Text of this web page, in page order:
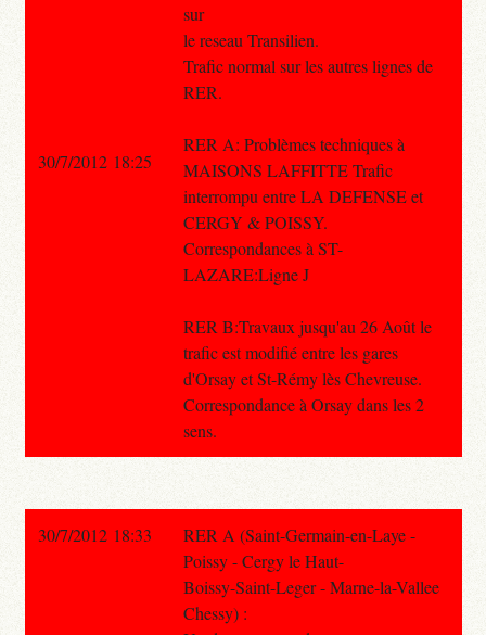
sur
le reseau Transilien.
Trafic normal sur les autres lignes de
RER.
RER A: Problèmes techniques à
MAISONS LAFFITTE Trafic
interrompu entre LA DEFENSE et
CERGY & POISSY.
Correspondances à ST-
LAZARE:Ligne J
RER B:Travaux jusqu'au 26 Août le
trafic est modifié entre les gares
d'Orsay et St-Rémy lès Chevreuse.
Correspondance à Orsay dans les 2
sens.
30/7/2012 18:25
30/7/2012 18:33
RER A (Saint-Germain-en-Laye -
Poissy - Cergy le Haut-
Boissy-Saint-Leger - Marne-la-Vallee
Chessy) :